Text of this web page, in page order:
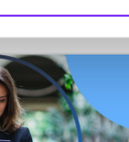
WhatsApp
permite enviar
uso en el
de sus
la experiencia